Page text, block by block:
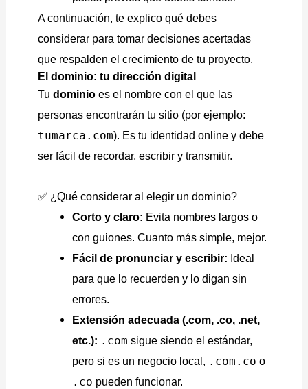
A continuación, te explico qué debes
considerar para tomar decisiones acertadas
que respalden el crecimiento de tu proyecto.
El dominio: tu dirección digital
Tudominio es el nombre con el que las
personas encontrarán tu sitio (por ejemplo:
tumarca.com). Es tu identidad online y debe
ser fácil de recordar, escribir y transmitir.
✅ ¿Qué considerar al elegir un dominio?
Corto y claro: Evita nombres largos o
con guiones. Cuanto más simple, mejor.
Fácil de pronunciar y escribir: Ideal
para que lo recuerden y lo digan sin
errores.
Extensión adecuada (.com, .co, .net,
etc.): .com sigue siendo el estándar,
pero si es un negocio local, .com.co o
.co pueden funcionar.